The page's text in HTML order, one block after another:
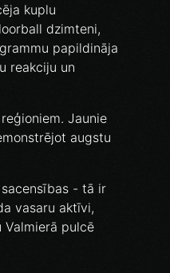
kuplu
dzimteni,
papildināja
reakciju un
Jaunie
augstu
- tā ir
vasaru aktīvi,
pulcē